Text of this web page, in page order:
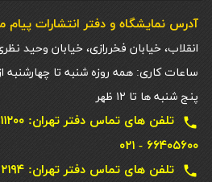
آدرس نمایشگاه و دفتر انتشارات پيام
انقلاب، خیابان فخررازی، خیابان وحید نظری، پلاک
پنج شنبه ها تا ۱۲ ظهر
local_phone
۶۶۴۰۵۶۰۰ - ۰۲۱
local_phone